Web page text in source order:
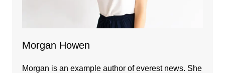
Morgan Howen
Morgan is an example author of everest news. She